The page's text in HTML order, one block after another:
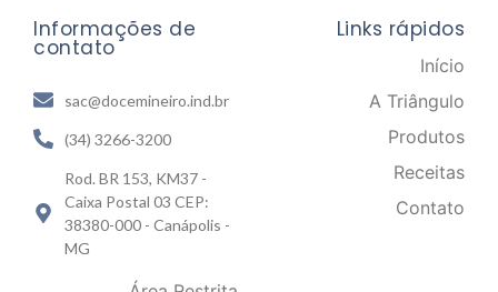
Informações de
contato
sac@docemineiro.ind.br
(34) 3266-3200
Rod. BR 153, KM37 -
Caixa Postal 03 CEP:
38380-000 - Canápolis -
MG
Links rápidos
Início
A Triângulo
Produtos
Receitas
Contato